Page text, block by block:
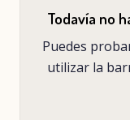
Todavía no
Puedes
utilizar la